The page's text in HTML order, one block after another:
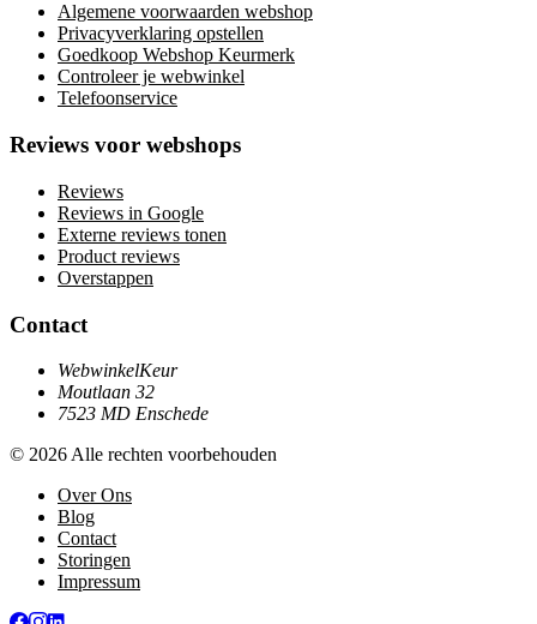
Algemene voorwaarden webshop
Privacyverklaring opstellen
Goedkoop Webshop Keurmerk
Controleer je webwinkel
Telefoonservice
Reviews voor webshops
Reviews
Reviews in Google
Externe reviews tonen
Product reviews
Overstappen
Contact
WebwinkelKeur
Moutlaan 32
7523 MD Enschede
© 2026 Alle rechten voorbehouden
Over Ons
Blog
Contact
Storingen
Impressum